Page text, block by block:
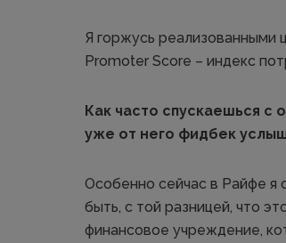
Я горжусь реализованными
Promoter Score – индекс
Как часто спускаешься с
уже от него фидбек
Особенно сейчас в Райфе я
быть, с той разницей, что
финансовое учреждение,